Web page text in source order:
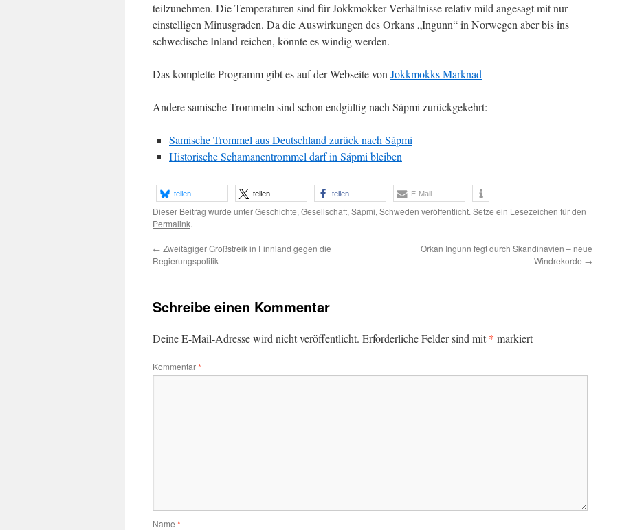
teilzunehmen. Die Temperaturen sind für Jokkmokker Verhältnisse relativ mild angesagt mit nur
einstelligen Minusgraden. Da die Auswirkungen des Orkans „Ingunn“ in Norwegen aber bis ins
schwedische Inland reichen, könnte es windig werden.
Das komplette Programm gibt es auf der Webseite von Jokkmokks Marknad
Andere samische Trommeln sind schon endgültig nach Sápmi zurückgekehrt:
Samische Trommel aus Deutschland zurück nach Sápmi
Historische Schamanentrommel darf in Sápmi bleiben
teilen teilen teilen E-Mail
Dieser Beitrag wurde unterGeschichte, Gesellschaft, Sápmi, Schweden veröffentlicht. Setze ein Lesezeichen für den
Permalink.
← Zweitägiger Großstreik in Finnland gegen die
Regierungspolitik
Orkan Ingunn fegt durch Skandinavien – neue
Windrekorde →
Schreibe einen Kommentar
Deine E-Mail-Adresse wird nicht veröffentlicht. Erforderliche Felder sind mit* markiert
Kommentar*
Name *